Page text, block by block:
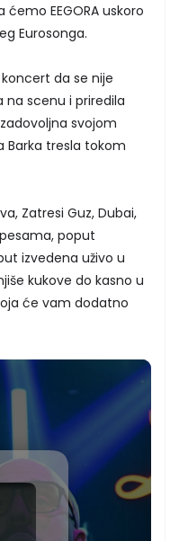
EEGORA uskoro
Eurosonga.
da se nije
na scenu i priredila
svojom
Barka tresla tokom
Zatresi Guz, Dubai,
poput
izvedena uživo u
kukove do kasno u
će vam dodatno